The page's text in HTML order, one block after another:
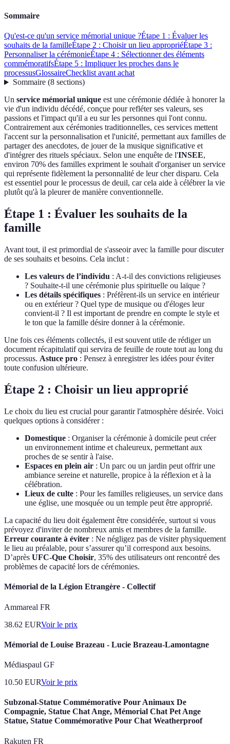
Sommaire
Qu'est-ce qu'un service mémorial unique ?Étape 1 : Évaluer les
souhaits de la familleÉtape 2 : Choisir un lieu appropriéÉtape 3 :
Personnaliser la cérémonieÉtape 4 : Sélectionner des éléments
commémoratifsÉtape 5 : Impliquer les proches dans le
processusGlossaireChecklist avant achat
Sommaire(8 sections)
Un service mémorial unique est une cérémonie dédiée à honorer la
vie d'un individu décédé, conçue pour refléter ses valeurs, ses
passions et l'impact qu'il a eu sur les personnes qui l'ont connu.
Contrairement aux cérémonies traditionnelles, ces services mettent
l'accent sur la personnalisation et l'unicité, permettant aux familles de
partager des anecdotes, de jouer de la musique significative et
d'intégrer des rituels spéciaux. Selon une enquête de l'INSEE,
environ 70% des familles expriment le souhait d'organiser un service
qui représente fidèlement la personnalité de leur cher disparu. Cela
est essentiel pour le processus de deuil, car cela aide à célébrer la vie
plutôt qu'à la pleurer de manière conventionnelle.
Étape 1 : Évaluer les souhaits de la
famille
Avant tout, il est primordial de s'asseoir avec la famille pour discuter
de ses souhaits et besoins. Cela inclut :
Les valeurs de l’individu : A-t-il des convictions religieuses
? Souhaite-t-il une cérémonie plus spirituelle ou laïque ?
Les détails spécifiques : Préfèrent-ils un service en intérieur
ou en extérieur ? Quel type de musique ou d'éloges leur
convient-il ? Il est important de prendre en compte le style et
le ton que la famille désire donner à la cérémonie.
Une fois ces éléments collectés, il est souvent utile de rédiger un
document récapitulatif qui servira de feuille de route tout au long du
processus. Astuce pro : Pensez à enregistrer les idées pour éviter
toute confusion ultérieure.
Étape 2 : Choisir un lieu approprié
Le choix du lieu est crucial pour garantir l'atmosphère désirée. Voici
quelques options à considérer :
Domestique : Organiser la cérémonie à domicile peut créer
un environnement intime et chaleureux, permettant aux
proches de se sentir à l'aise.
Espaces en plein air : Un parc ou un jardin peut offrir une
ambiance sereine et naturelle, propice à la réflexion et à la
célébration.
Lieux de culte : Pour les familles religieuses, un service dans
une église, une mosquée ou un temple peut être approprié.
La capacité du lieu doit également être considérée, surtout si vous
prévoyez d'inviter de nombreux amis et membres de la famille.
Erreur courante à éviter : Ne négligez pas de visiter physiquement
le lieu au préalable, pour s’assurer qu’il correspond aux besoins.
D’après UFC-Que Choisir, 35% des utilisateurs ont rencontré des
problèmes de capacité lors de cérémonies.
Mémorial de la Légion Etrangère - Collectif
Ammareal FR
38.62 EURVoir le prix
Mémorial de Louise Brazeau - Lucie Brazeau-Lamontagne
Médiaspaul GF
10.50 EURVoir le prix
Subzonal-Statue Commémorative Pour Animaux De
Compagnie, Statue Chat Ange, Mémorial Chat Pet Ange
Statue, Statue Commémorative Pour Chat Weatherproof
Rakuten FR